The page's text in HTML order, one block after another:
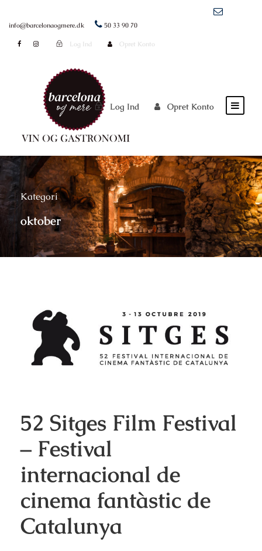
info@barcelonaogmere.dk 50 33 90 70
Log Ind Opret Konto
Log Ind Opret Konto
Kategori
oktober
52 Sitges Film Festival
– Festival
internacional de
cinema fantàstic de
Catalunya